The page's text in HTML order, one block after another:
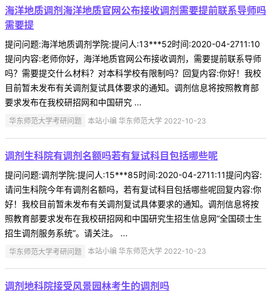
海洋地质调剂海洋地质官网公布接收调剂需要提前联系导师吗
需要提
提问问题:海洋地质调剂学院:提问人:13***52时间:2020-04-2711:10
提问内容:老师你好，海洋地质官网公布接收调剂，需要提前联系导师
吗？需要提交什么材料？对本科学校有限制吗？回复内容:你好！我校
目前暂未发布有关调剂复试具体要求的通知。调剂信息将按照教育部
要求发布在我校研招网和中国研究 ...
华东师范大学考研问题 本站小编 华东师范大学 2022-10-23
调剂生科院有调剂名额吗若有复试科目包括哪些呢
提问问题:调剂学院:提问人:15***85时间:2020-04-2711:11提问内容:
请问生科院今年有调剂名额吗，若有复试科目包括哪些呢回复内容:你
好！我校目前暂未发布有关调剂复试具体要求的通知。调剂信息将按
照教育部要求发布在我校研招网和中国研究生招生信息网“全国硕士生
招生调剂服务系统”。请关注。 ...
华东师范大学考研问题 本站小编 华东师范大学 2022-10-23
调剂地科院接受风景园林考生的调剂吗